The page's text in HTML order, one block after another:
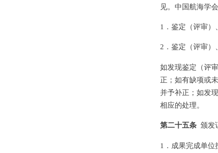
见。中国航海学
1．鉴定（评审
2．鉴定（评审）
如发现鉴定（评
正；如有缺项或
并予补正；如发
相应的处理。
第二十五条颁发
1．成果完成单